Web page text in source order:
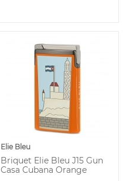
Elie Bleu
Briquet Elie Bleu J15 Gun
Casa Cubana Orange